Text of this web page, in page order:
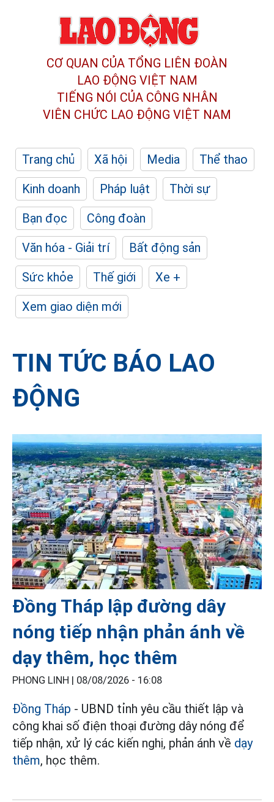
CƠ QUAN CỦA TỔNG LIÊN ĐOÀN
LAO ĐỘNG VIỆT NAM
TIẾNG NÓI CỦA CÔNG NHÂN
VIÊN CHỨC LAO ĐỘNG VIỆT NAM
Trang chủ Xã hội Media
Thể thao
Kinh doanh
Pháp luật
Thời sự
Bạn đọc
Công đoàn
Văn hóa - Giải trí
Bất động sản
Sức khỏe
Thế giới
Xe +
Xem giao diện mới
TIN TỨC BÁO LAO
ĐỘNG
Đồng Tháp lập đường dây
nóng tiếp nhận phản ánh về
dạy thêm, học thêm
PHONG LINH | 08/08/2026 - 16:08
Đồng Tháp - UBND tỉnh yêu cầu thiết lập và
công khai số điện thoại đường dây nóng để
tiếp nhận, xử lý các kiến nghị, phản ánh về dạy
thêm, học thêm.